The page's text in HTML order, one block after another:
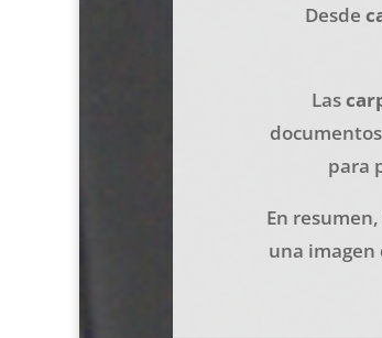
Desde
Las
para
En
una